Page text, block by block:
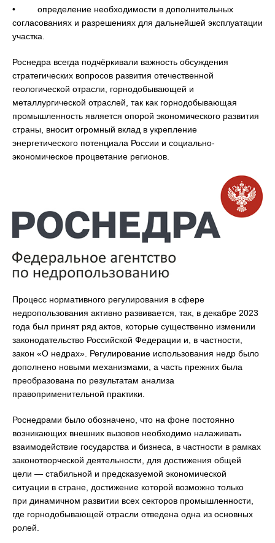
• определение необходимости в дополнительных
согласованиях и разрешениях для дальнейшей эксплуатации
участка.
Роснедра всегда подчёркивали важность обсуждения
стратегических вопросов развития отечественной
геологической отрасли, горнодобывающей и
металлургической отраслей, так как горнодобывающая
промышленность является опорой экономического развития
страны, вносит огромный вклад в укрепление
энергетического потенциала России и социально-
экономическое процветание регионов.
Процесс нормативного регулирования в сфере
недропользования активно развивается, так, в декабре 2023
года был принят ряд актов, которые существенно изменили
законодательство Российской Федерации и, в частности,
закон «О недрах». Регулирование использования недр было
дополнено новыми механизмами, а часть прежних была
преобразована по результатам анализа
правоприменительной практики.
Роснедрами было обозначено, что на фоне постоянно
возникающих внешних вызовов необходимо налаживать
взаимодействие государства и бизнеса, в частности в рамках
законотворческой деятельности, для достижения общей
цели — стабильной и предсказуемой экономической
ситуации в стране, достижение которой возможно только
при динамичном развитии всех секторов промышленности,
где горнодобывающей отрасли отведена одна из основных
ролей.